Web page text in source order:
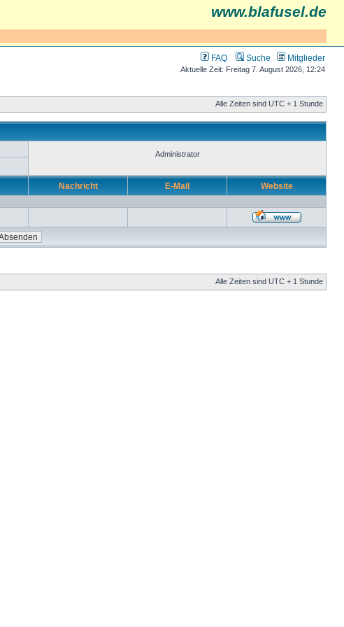
www.blafusel.de
FAQ Suche Mitglieder
Aktuelle Zeit: Freitag 7. August 2026, 12:24
Alle Zeiten sind UTC + 1 Stunde
Administrator
Nachricht E-Mail Website
Alle Zeiten sind UTC + 1 Stunde